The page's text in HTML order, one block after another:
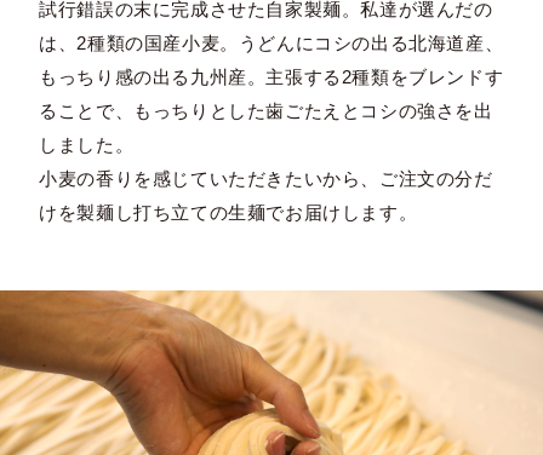
試行錯誤の末に完成させた自家製麺。私達が選んだの
は、2種類の国産小麦。うどんにコシの出る北海道産、
もっちり感の出る九州産。主張する2種類をブレンドす
ることで、もっちりとした歯ごたえとコシの強さを出
しました。
小麦の香りを感じていただきたいから、ご注文の分だ
けを製麺し打ち立ての生麺でお届けします。